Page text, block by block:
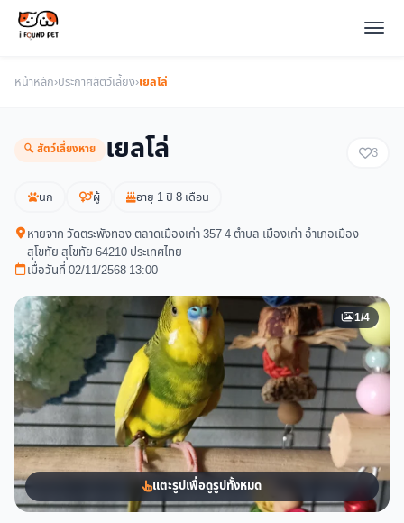
หน้าหลัก›ประกาศสัตว์เลี้ยง›เยลโล่
🔍 สัตว์เลี้ยงหาย เยลโล่ 3
นก ผู้ อายุ 1 ปี 8 เดือน
หายจาก วัดตระพังทอง ตลาดเมืองเก่า 357 4 ตำบล เมืองเก่า อำเภอเมือง
สุโขทัย สุโขทัย 64210 ประเทศไทย
เมื่อวันที่ 02/11/2568 13:00
1/4
แตะรูปเพื่อดูรูปทั้งหมด